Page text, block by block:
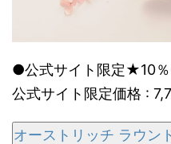
●公式サイト限定★10
公式サイト限定価格 :
オーストリッチ ラウン